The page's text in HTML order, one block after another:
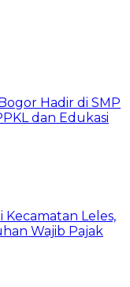
Hadir di SMP
dan Edukasi
Kecamatan Leles,
Wajib Pajak